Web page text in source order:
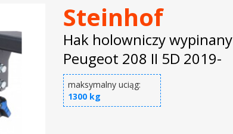
Steinhof
Hak holowniczy wypinany
Peugeot 208 II 5D 2019-
maksymalny uciąg:
1300 kg